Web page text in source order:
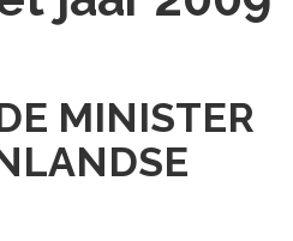
MINISTER